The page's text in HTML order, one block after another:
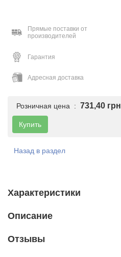
Прямые поставки от
производителей
Гарантия
Адресная доставка
Розничная цена : 731,40 грн
Купить
Назад в раздел
Характеристики
Описание
Отзывы